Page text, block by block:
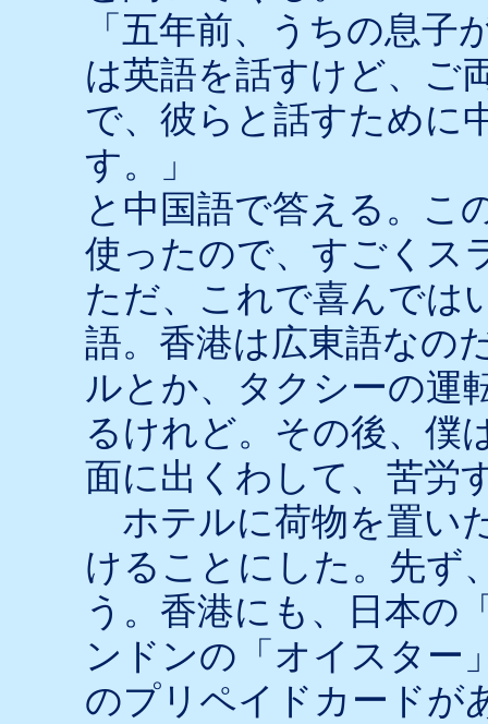
「五年前、うちの息子
は英語を話すけど、ご
で、彼らと話すために
す。」
と中国語で答える。こ
使ったので、すごくス
ただ、これで喜んでは
語。香港は広東語なの
ルとか、タクシーの運
るけれど。その後、僕
面に出くわして、苦労
ホテルに荷物を置い
けることにした。先ず
う。香港にも、日本の
ンドンの「オイスター
のプリペイドカードが